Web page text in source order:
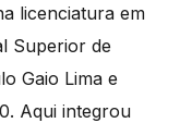
licenciatura em
Superior de
Gaio Lima e
Aqui integrou